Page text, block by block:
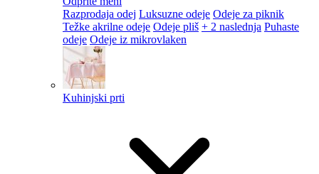
Razprodaja odej Luksuzne odeje Odeje za piknik
Težke akrilne odeje Odeje pliš + 2 naslednja Puhaste
odeje Odeje iz mikrovlaken
Kuhinjski prti